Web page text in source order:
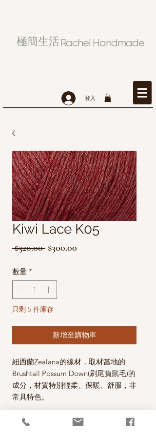
極簡生活Rachel Handmade
登入
Kiwi Lace K05
$320.00 一
格
$300.00
數量 *
只剩 5 件庫存
新增至購物車
紐西蘭Zealana的線材，取材當地的
Brushtail Possum Down(刷尾負鼠毛)的
成分，材質特別輕柔、保暖、舒服，非
常具特色。
這款Kiwi Lace線材使用紐西蘭